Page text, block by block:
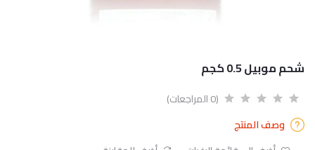
شحم موبيل 0.5 كجم
(0 المراجعات)
وصف المنتج